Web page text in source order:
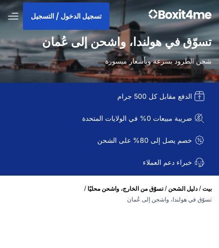
تسجيل الدخول / التسجيل
تسوّق في هولندا، واشحن إلى عُمان
شحن الطرود بسرعة وبأسعار ميسورة
الدفع مقابل كل 500 جرام
ضريبة مبيعات 0% في الولايات المتحدة
خصم يصل إلى 80% على الشحن
خبراء دعم العملاء
بيت / دليل الشحن / تسوّق من الخارج، واشحن محليًا /
تسوّق في هولندا، واشحن إلى عُمان